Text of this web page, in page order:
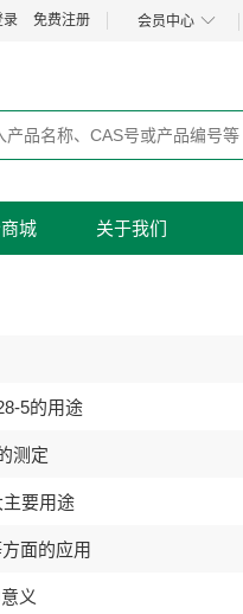
录 免费注册 会员中心
城 关于我们
5的用途
测定
要用途
面的应用
义